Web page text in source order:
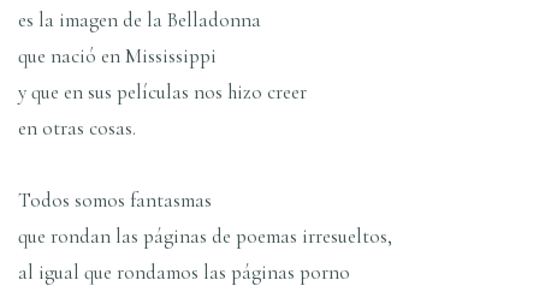
es la imagen de la Belladonna
que nació en Mississippi
y que en sus pelí­culas nos hizo creer
en otras cosas.
Todos somos fantasmas
que rondan las páginas de poemas irresueltos,
al igual que rondamos las páginas porno